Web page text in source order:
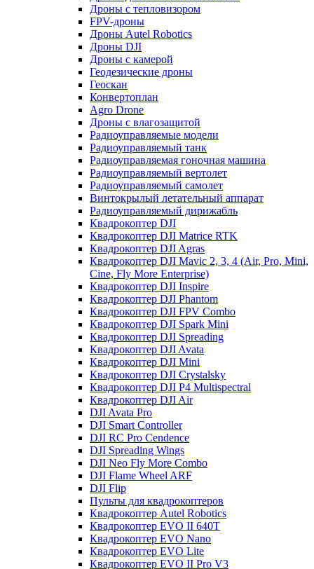
Дроны с тепловизором
FPV-дроны
Дроны Autel Robotics
Дроны DJI
Дроны с камерой
Геодезические дроны
Геоскан
Конвертоплан
Agro Drone
Дроны с влагозащитой
Радиоуправляемые модели
Радиоуправляемый танк
Радиоуправляемая гоночная машина
Радиоуправляемый вертолет
Радиоуправляемый самолет
Винтокрылый летательный аппарат
Радиоуправляемый дирижабль
Квадрокоптер DJI
Квадрокоптер DJI Matrice RTK
Квадрокоптер DJI Agras
Квадрокоптер DJI Mavic 2, 3, 4 (Air, Pro, Mini,
Cine, Fly More Enterprise)
Квадрокоптер DJI Inspire
Квадрокоптер DJI Phantom
Квадрокоптер DJI FPV Combo
Квадрокоптер DJI Spark Mini
Квадрокоптер DJI Spreading
Квадрокоптер DJI Avata
Квадрокоптер DJI Mini
Квадрокоптер DJI Crystalsky
Квадрокоптер DJI P4 Multispectral
Квадрокоптер DJI Air
DJI Avata Pro
DJI Smart Controller
DJI RC Pro Cendence
DJI Spreading Wings
DJI Neo Fly More Combo
DJI Flame Wheel ARF
DJI Flip
Пульты для квадрокоптеров
Квадрокоптер Autel Robotics
Квадрокоптер EVO II 640T
Квадрокоптер EVO Nano
Квадрокоптер EVO Lite
Квадрокоптер EVO II Pro V3